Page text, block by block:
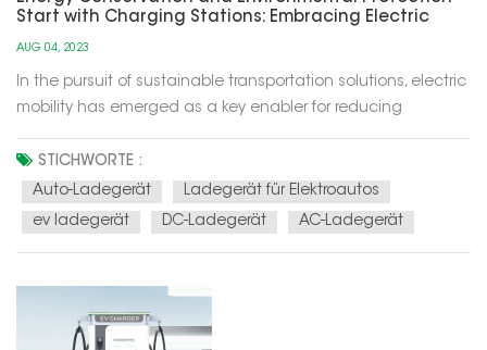
Start with Charging Stations: Embracing Electric
AUG 04, 2023
In the pursuit of sustainable transportation solutions, electric
mobility has emerged as a key enabler for reducing
conservation. At the heart of this eco-friendly revolution are
electric vehicles (EVs), powered by electricity instead of fossil
fuels. Th...
STICHWORTE :
Auto-Ladegerät
Ladegerät für Elektroautos
ev ladegerät
DC-Ladegerät AC-Ladegerät